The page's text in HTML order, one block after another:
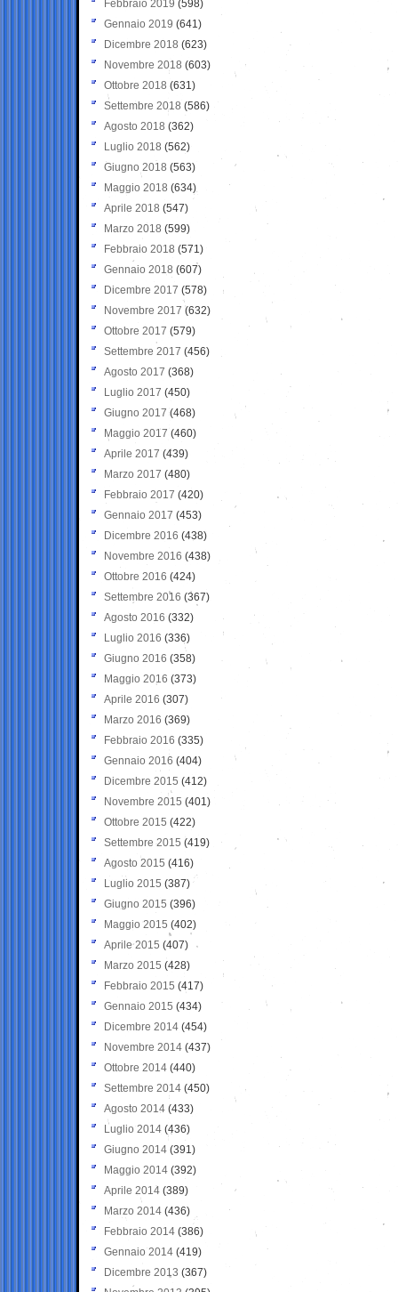
Febbraio 2019 (598)
Gennaio 2019 (641)
Dicembre 2018 (623)
Novembre 2018 (603)
Ottobre 2018 (631)
Settembre 2018 (586)
Agosto 2018 (362)
Luglio 2018 (562)
Giugno 2018 (563)
Maggio 2018 (634)
Aprile 2018 (547)
Marzo 2018 (599)
Febbraio 2018 (571)
Gennaio 2018 (607)
Dicembre 2017 (578)
Novembre 2017 (632)
Ottobre 2017 (579)
Settembre 2017 (456)
Agosto 2017 (368)
Luglio 2017 (450)
Giugno 2017 (468)
Maggio 2017 (460)
Aprile 2017 (439)
Marzo 2017 (480)
Febbraio 2017 (420)
Gennaio 2017 (453)
Dicembre 2016 (438)
Novembre 2016 (438)
Ottobre 2016 (424)
Settembre 2016 (367)
Agosto 2016 (332)
Luglio 2016 (336)
Giugno 2016 (358)
Maggio 2016 (373)
Aprile 2016 (307)
Marzo 2016 (369)
Febbraio 2016 (335)
Gennaio 2016 (404)
Dicembre 2015 (412)
Novembre 2015 (401)
Ottobre 2015 (422)
Settembre 2015 (419)
Agosto 2015 (416)
Luglio 2015 (387)
Giugno 2015 (396)
Maggio 2015 (402)
Aprile 2015 (407)
Marzo 2015 (428)
Febbraio 2015 (417)
Gennaio 2015 (434)
Dicembre 2014 (454)
Novembre 2014 (437)
Ottobre 2014 (440)
Settembre 2014 (450)
Agosto 2014 (433)
Luglio 2014 (436)
Giugno 2014 (391)
Maggio 2014 (392)
Aprile 2014 (389)
Marzo 2014 (436)
Febbraio 2014 (386)
Gennaio 2014 (419)
Dicembre 2013 (367)